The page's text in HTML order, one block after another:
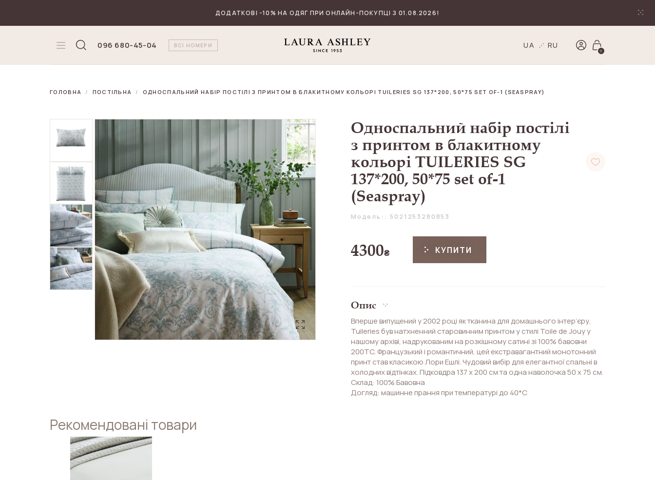
ДОДАТКОВІ -10% НА ОДЯГ ПРИ ОНЛАЙН-ПОКУПЦІ З 01.08.2026!
096 680-45-04 ВСІ НОМЕРИ UA RU
0
ГОЛОВНА ПОСТІЛЬНА ОДНОСПАЛЬНИЙ НАБІР ПОСТІЛІ З ПРИНТОМ В БЛАКИТНОМУ КОЛЬОРІ TUILERIES SG 137*200, 50*75 SET OF-1 (SEASPRAY)
Односпальний набір постілі
з принтом в блакитному
кольорі TUILERIES SG
137*200, 50*75 set of-1
(Seaspray)
Модель:: 5021253280853
4300₴ КУПИТИ
Опис
Вперше випущений у 2002 році як тканина для домашнього інтер’єру,
Tuileries був натхненний старовинним принтом у стилі Toile de Jouy у
нашому архіві, надрукованим на розкішному сатині зі 100% бавовни
200TC. Французький і романтичний, цей екстравагантний монотонний
принт став класикою Лори Ешлі. Чудовий вибір для елегантної спальні в
холодних відтінках. Підковдра 137 х 200 см та одна наволочка 50 х 75 см.
Склад: 100% Бавовна
Догляд: машинне прання при температурі до 40*С
Рекомендовані товари